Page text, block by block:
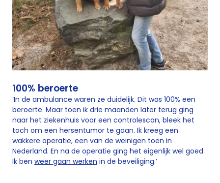
100% beroerte
‘In de ambulance waren ze duidelijk. Dit was 100% een
beroerte. Maar toen ik drie maanden later terug ging
naar het ziekenhuis voor een controlescan, bleek het
toch om een hersentumor te gaan. Ik kreeg een
wakkere operatie, een van de weinigen toen in
Nederland. En na de operatie ging het eigenlijk wel goed.
Ik ben weer gaan werken in de beveiliging.’